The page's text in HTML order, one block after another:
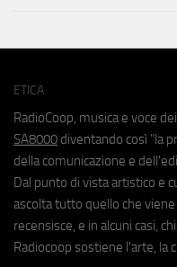
ETICA
RadioCoop, musica e voce
SA8000 diventando così "la
della comunicazione e
Dal punto di vista artistico e
ascolta tutto quello che
recensisce, e in alcuni casi,
Radiocoop sostiene l'arte, la